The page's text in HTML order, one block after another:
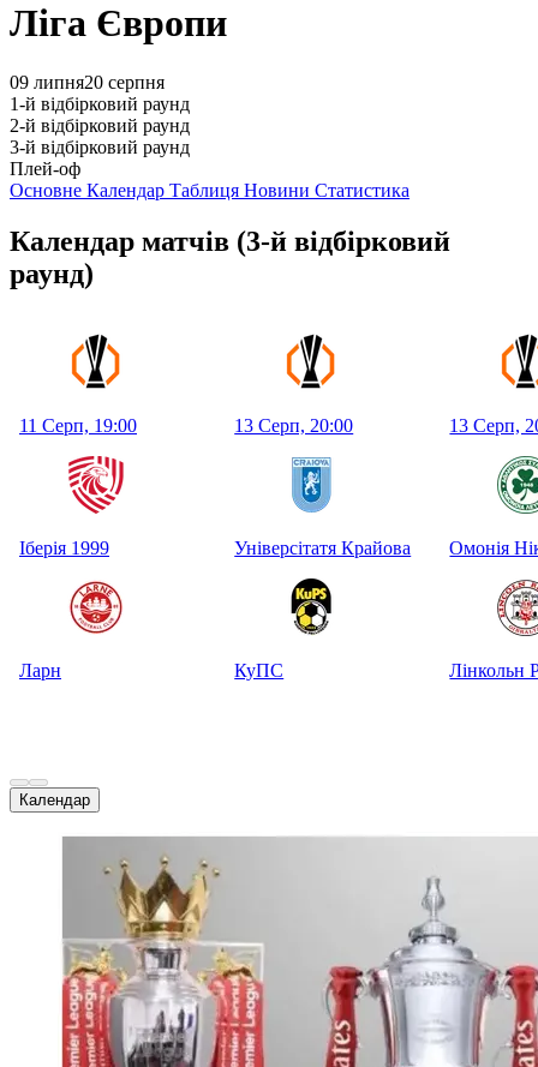
Ліга Європи
09 липня20 серпня
1-й відбірковий раунд
2-й відбірковий раунд
3-й відбірковий раунд
Плей-оф
Основне Календар Таблиця Новини Статистика
Календар матчів (3-й відбірковий
раунд)
11 Серп, 19:00
Іберія 1999
Ларн
13 Серп, 20:00
Універсітатя Крайова
КуПС
13 Серп,
Омонія
Лінкольн
Календар